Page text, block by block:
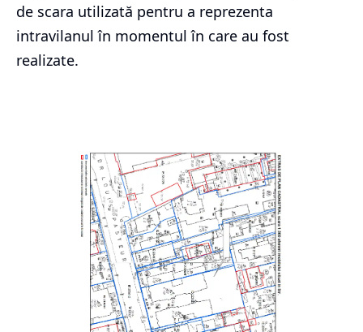
de scara utilizată pentru a reprezenta
intravilanul în momentul în care au fost
realizate.